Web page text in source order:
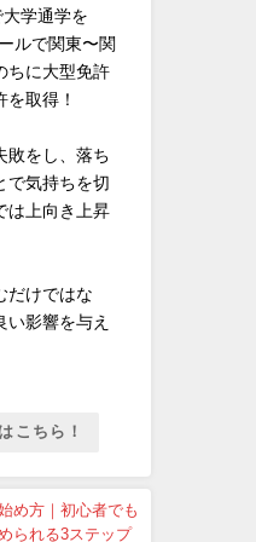
学通学を
ルで関東〜関
ちに大型免許
取得！
敗をし、落ち
で気持ちを切
は上向き上昇
だけではな
い影響を与え
こちら！
め方｜初心者でも
られる3ステップ